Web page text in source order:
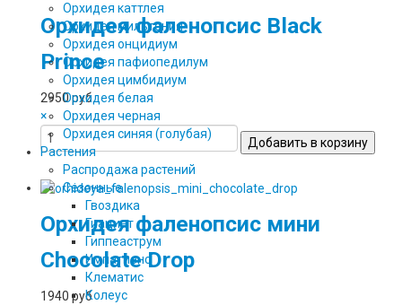
Орхидея каттлея
Орхидея мильтония
Орхидея онцидиум
Орхидея пафиопедилум
Орхидея цимбидиум
Орхидея белая
Орхидея черная
Орхидея синяя (голубая)
Растения
Распродажа растений
Сезонные
Гвоздика
Гиацинт
Гиппеаструм
Импатиенс
Клематис
Колеус
Орхидея фаленопсис Black
Prince
2950 руб
×
Орхидея фаленопсис мини
Chocolate Drop
1940 руб